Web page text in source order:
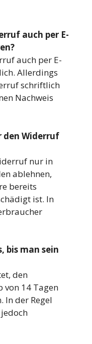
auch per E-
auch per E-
Allerdings
schriftlich
Nachweis
den Widerruf
nur in
ablehnen,
bereits
ist. In
bis man sein
den
von 14 Tagen
In der Regel